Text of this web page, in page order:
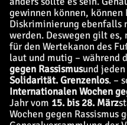
gewinnen können, können
Diskriminierung ebenfalls
werden. Deswegen gilt es,
für den Wertekanon des
laut und mutig – während
gegen Rassismusund
Solidarität. Grenzenlos. –
Internationalen Wochen
Jahr vom 15. bis 28. März
Wochen gegen Rassismus